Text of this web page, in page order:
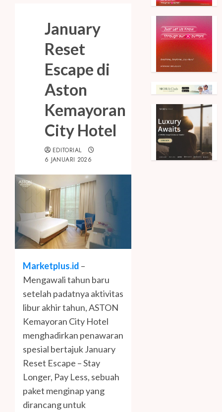
January
Reset
Escape di
Aston
Kemayoran
City Hotel
EDITORIAL
6 JANUARI 2026
Marketplus.id –
Mengawali tahun baru
setelah padatnya aktivitas
libur akhir tahun, ASTON
Kemayoran City Hotel
menghadirkan penawaran
spesial bertajuk January
Reset Escape – Stay
Longer, Pay Less, sebuah
paket menginap yang
dirancang untuk